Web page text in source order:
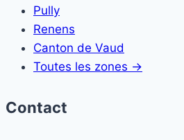
Pully
Renens
Canton de Vaud
Toutes les zones →
Contact